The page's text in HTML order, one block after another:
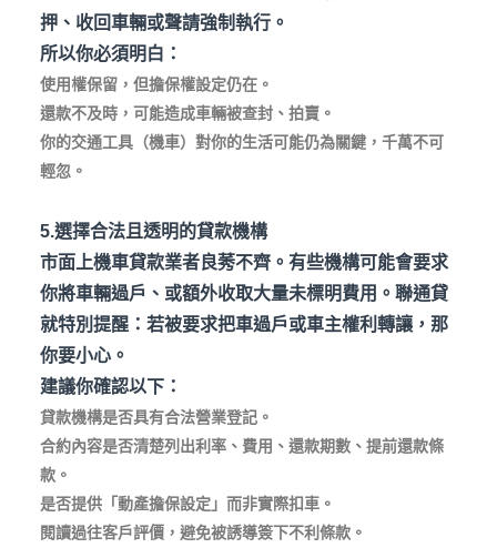
押、收回車輛或聲請強制執行。
所以你必須明白：
使用權保留，但擔保權設定仍在。
還款不及時，可能造成車輛被查封、拍賣。
你的交通工具（機車）對你的生活可能仍為關鍵，千萬不可
輕忽。
5.選擇合法且透明的貸款機構
市面上機車貸款業者良莠不齊。有些機構可能會要求
你將車輛過戶、或額外收取大量未標明費用。聯通貸
就特別提醒：若被要求把車過戶或車主權利轉讓，那
你要小心。
建議你確認以下：
貸款機構是否具有合法營業登記。
合約內容是否清楚列出利率、費用、還款期數、提前還款條
款。
是否提供「動產擔保設定」而非實際扣車。
閱讀過往客戶評價，避免被誘導簽下不利條款。